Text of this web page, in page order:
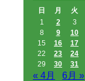
日 月 火
1
2 3
8
9 10
15
16 17
22
23 24
29
30 31
« 4月 6月 »